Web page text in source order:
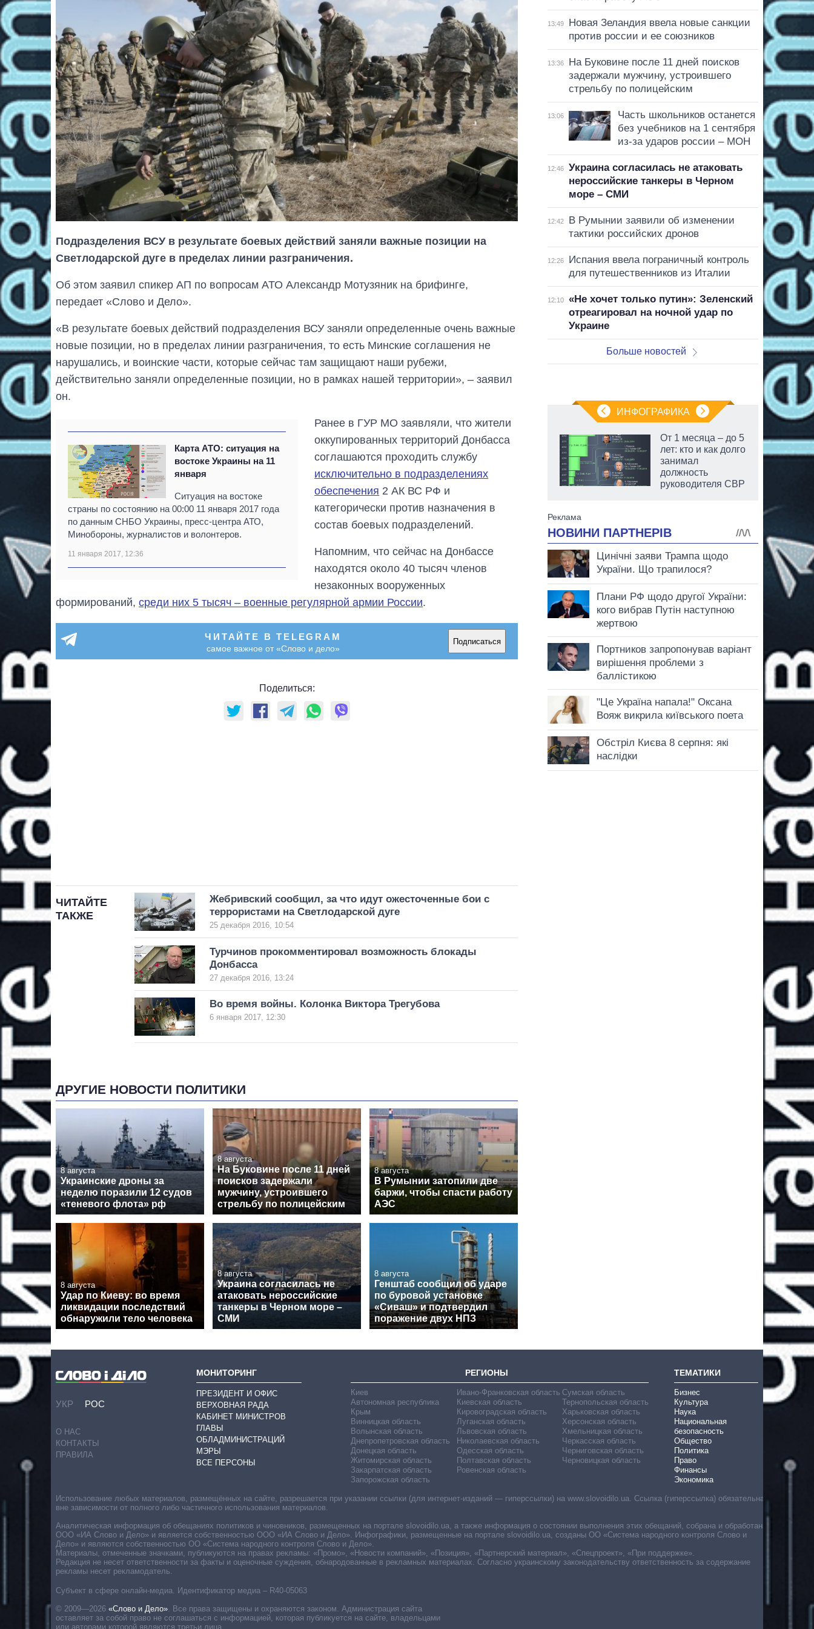
Подразделения ВСУ в результате боевых действий заняли важные позиции на
Светлодарской дуге в пределах линии разграничения.
Об этом заявил спикер АП по вопросам АТО Александр Мотузяник на брифинге,
передает «Слово и Дело».
«В результате боевых действий подразделения ВСУ заняли определенные очень важные
новые позиции, но в пределах линии разграничения, то есть Минские соглашения не
нарушались, и воинские части, которые сейчас там защищают наши рубежи,
действительно заняли определенные позиции, но в рамках нашей территории», – заявил
он.
Карта АТО: ситуация на
востоке Украины на 11
января
Ситуация на востоке
страны по состоянию на 00:00 11 января 2017 года
по данным СНБО Украины, пресс-центра АТО,
Минобороны, журналистов и волонтеров.
11 января 2017, 12:36
Ранее в ГУР МО заявляли, что жители
оккупированных территорий Донбасса
соглашаются проходить службу
исключительно в подразделениях
обеспечения 2 АК ВС РФ и
категорически против назначения в
состав боевых подразделений.
Напомним, что сейчас на Донбассе
находятся около 40 тысяч членов
незаконных вооруженных
формирований, среди них 5 тысяч – военные регулярной армии России.
ЧИТАЙТЕ В TELEGRAM
самое важное от «Слово и дело»
Подписаться
Поделиться:
ЧИТАЙТЕ
ТАКЖЕ
Жебривский сообщил, за что идут ожесточенные бои с
террористами на Светлодарской дуге
25 декабря 2016, 10:54
Турчинов прокомментировал возможность блокады
Донбасса
27 декабря 2016, 13:24
Во время войны. Колонка Виктора Трегубова
6 января 2017, 12:30
ДРУГИЕ НОВОСТИ ПОЛИТИКИ
8 августа
Украинские дроны за
неделю поразили 12 судов
«теневого флота» рф
8 августа
На Буковине после 11 дней
поисков задержали
мужчину, устроившего
стрельбу по полицейским
8 августа
В Румынии затопили две
баржи, чтобы спасти работу
АЭС
8 августа
Удар по Киеву: во время
ликвидации последствий
обнаружили тело человека
8 августа
Украина согласилась не
атаковать нероссийские
танкеры в Черном море –
СМИ
8 августа
Генштаб сообщил об ударе
по буровой установке
«Сиваш» и подтвердил
поражение двух НПЗ
13:49
Новая Зеландия ввела новые санкции
против россии и ее союзников
13:36
На Буковине после 11 дней поисков
задержали мужчину, устроившего
стрельбу по полицейским
13:06
Часть школьников останется
без учебников на 1 сентября
из-за ударов россии – МОН
12:46
Украина согласилась не атаковать
нероссийские танкеры в Черном
море – СМИ
12:42
В Румынии заявили об изменении
тактики российских дронов
12:26
Испания ввела пограничный контроль
для путешественников из Италии
12:10
«Не хочет только путин»: Зеленский
отреагировал на ночной удар по
Украине
Больше новостей
ИНФОГРАФИКА
Сколько
картофеля
выращивали в
Украине до и во
От 1 месяца – до 5
лет: кто и как долго
занимал
должность
руководителя СВР
УКР РОС
О НАС
КОНТАКТЫ
ПРАВИЛА
МОНИТОРИНГ
ПРЕЗИДЕНТ И ОФИС
ВЕРХОВНАЯ РАДА
КАБИНЕТ МИНИСТРОВ
ГЛАВЫ
ОБЛАДМИНИСТРАЦИЙ
МЭРЫ
ВСЕ ПЕРСОНЫ
РЕГИОНЫ
Киев
Автономная республика
Крым
Винницкая область
Волынская область
Днепропетровская область
Донецкая область
Житомирская область
Закарпатская область
Запорожская область
Ивано-Франковская область
Киевская область
Кировоградская область
Луганская область
Львовская область
Николаевская область
Одесская область
Полтавская область
Ровенская область
Сумская область
Тернопольская область
Харьковская область
Херсонская область
Хмельницкая область
Черкасская область
Черниговская область
Черновицкая область
ТЕМАТИКИ
Бизнес
Культура
Наука
Национальная
безопасность
Общество
Политика
Право
Финансы
Экономика
Субъект в сфере онлайн-медиа. Идентификатор медиа – R40-05063
© 2009—2026 «Слово и Дело» Все права защищены и охраняются законом. Администрация сайта
оставляет за собой право не соглашаться с информацией, которая публикуется на сайте, владельцами
или авторами которой являются третьи лица.
Использование любых материалов, размещённых на сайте, разрешается при указании ссылки (для интернет-изданий — гиперссылки) на www.slovoidilo.ua. Ссылка (гиперссылка) обязательна
вне зависимости от полного либо частичного использования материалов.
Аналитическая информация об обещаниях политиков и чиновников, размещенных на портале slovoidilo.ua, а также информация о состоянии выполнения этих обещаний, собрана и обработана
ООО «ИА Слово и Дело» и является собственностью ООО «ИА Слово и Дело». Инфографики, размещенные на портале slovoidilo.ua, созданы ОО «Система народного контроля Слово и
Дело» и являются собственностью ОО «Система народного контроля Слово и Дело».
Материалы, отмеченные значками, публикуются на правах рекламы: «Промо», «Новости компаний», «Позиция», «Партнерский материал», «Спецпроект», «При поддержке».
Редакция не несет ответственности за факты и оценочные суждения, обнародованные в рекламных материалах. Согласно украинскому законодательству ответственность за содержание
рекламы несет рекламодатель.